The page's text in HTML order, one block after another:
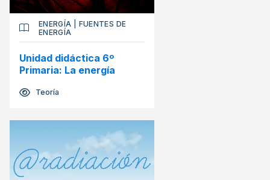
ENERGÍA
FUENTES DE
ENERGÍA
Unidad didáctica 6º
Primaria: La energía
Teoría